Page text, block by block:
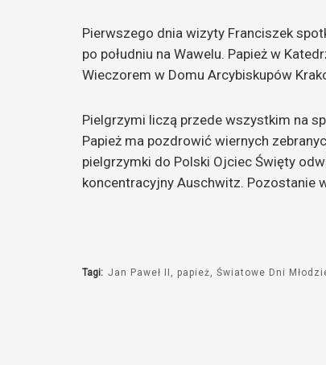
Pierwszego dnia wizyty Franciszek
po południu na Wawelu. Papież w
Wieczorem w Domu Arcybiskupów
Pielgrzymi liczą przede wszystkim na
Papież ma pozdrowić wiernych
pielgrzymki do Polski Ojciec Święty
koncentracyjny Auschwitz. Pozostanie
Tagi: Jan Paweł II papież Światowe Dni